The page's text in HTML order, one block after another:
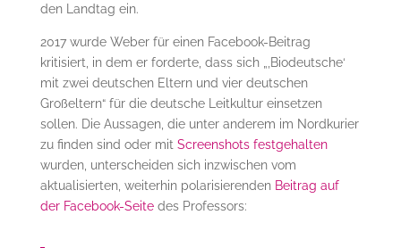
den Landtag ein.
2017 wurde Weber für einen Facebook-Beitrag
kritisiert, in dem er forderte, dass sich „‚Biodeutsche‘
mit zwei deutschen Eltern und vier deutschen
Großeltern“ für die deutsche Leitkultur einsetzen
sollen. Die Aussagen, die unter anderem im Nordkurier
zu finden sind oder mit Screenshots festgehalten
wurden, unterscheiden sich inzwischen vom
aktualisierten, weiterhin polarisierenden Beitrag auf
der Facebook-Seitedes Professors: